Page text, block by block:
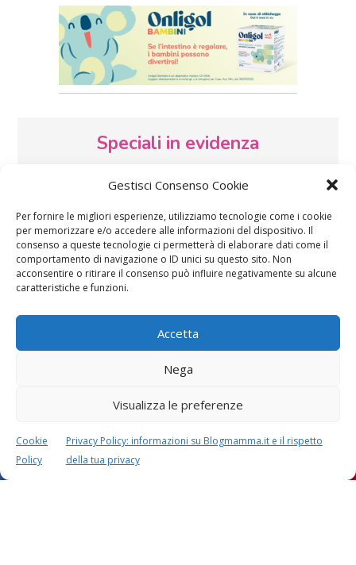
Gestisci Consenso Cookie
Per fornire le migliori esperienze, utilizziamo tecnologie come i cookie
per memorizzare e/o accedere alle informazioni del dispositivo. Il
consenso a queste tecnologie ci permetterà di elaborare dati come il
comportamento di navigazione o ID unici su questo sito. Non
acconsentire o ritirare il consenso può influire negativamente su alcune
caratteristiche e funzioni.
Accetta
Nega
Visualizza le preferenze
Cookie
Policy
Privacy Policy: informazioni su Blogmamma.it e il rispetto
della tua privacy
Speciali in evidenza
Vaccini SOS Pediatra
Festa della mamma:
d’auguri, filastrocche
Le settimane di